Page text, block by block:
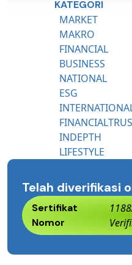
KATEGORI
MARKET
MAKRO
FINANCIAL
BUSINESS
NATIONAL
ESG
INDEPTH
LIFESTYLE
Telah diverifikasi
Sertifikat
Nomor